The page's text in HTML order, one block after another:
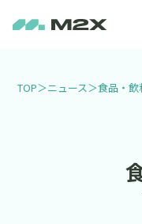
TOP＞ニュース＞食品・飲